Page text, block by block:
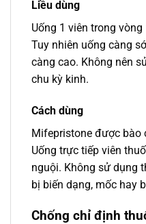
Liều dùng
Uống 1 viên trong
Tuy nhiên uống càng
càng cao. Không nên
chu kỳ kinh.
Cách dùng
Mifepristone được bào
Uống trực tiếp viên
nguội. Không sử dụng
bị biến dạng, mốc hay
Chống chỉ định